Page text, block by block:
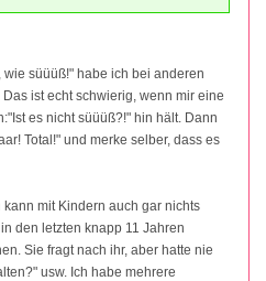
süüüß!" habe ich bei anderen
ist echt schwierig, wenn mir eine
es nicht süüüß?!" hin hält. Dann
Total!" und merke selber, dass es
mit Kindern auch gar nichts
den letzten knapp 11 Jahren
Sie fragt nach ihr, aber hatte nie
usw. Ich habe mehrere